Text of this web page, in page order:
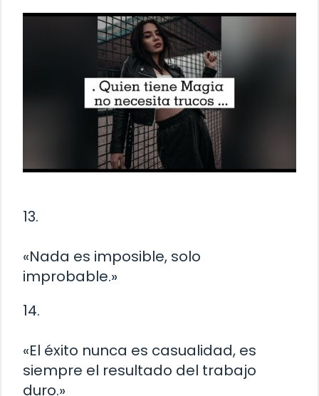
13.
«Nada es imposible, solo
improbable.»
14.
«El éxito nunca es casualidad, es
siempre el resultado del trabajo
duro.»